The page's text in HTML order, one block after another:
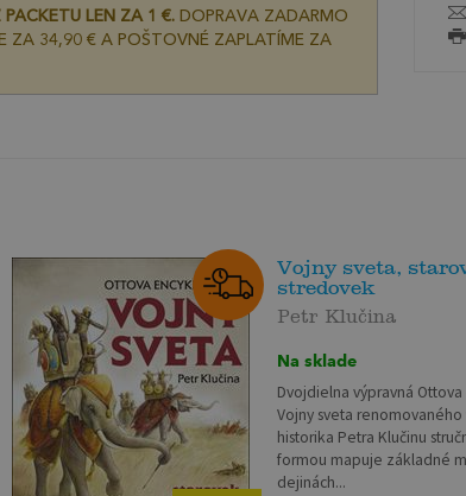
PACKETU LEN ZA 1 €.DOPRAVA ZADARMO
ZA 34,90 € A POŠTOVNÉ ZAPLATÍME ZA
Vojny sveta,
stredovek
Petr Klučina
Na sklade
Dvojdielna výpravná
Vojny sveta
historika Petra Klučinu
formou mapuje základné
dejinách...